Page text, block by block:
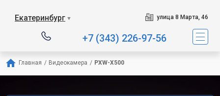
Екатеринбург ▼ улица 8 Марта, 46
+7 (343) 226-97-56
Главная / Видеокамера / PXW-X500